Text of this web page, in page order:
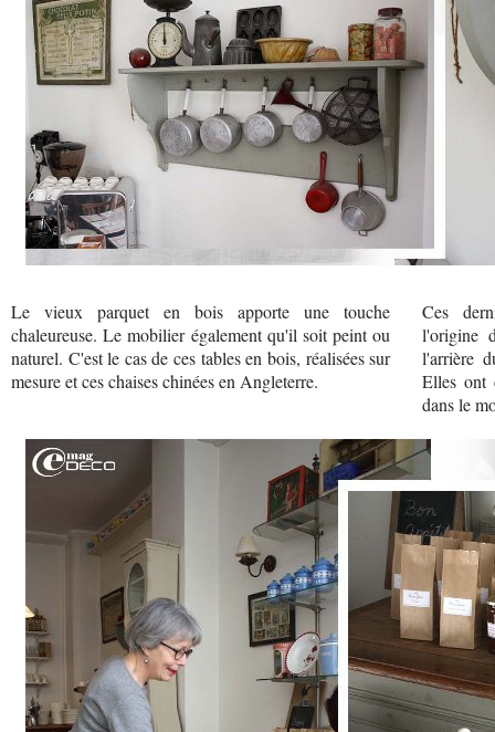
Le vieux parquet en bois apporte une touche
chaleureuse. Le mobilier également qu'il soit peint ou
naturel. C'est le cas de ces tables en bois, réalisées sur
mesure et ces chaises chinées en Angleterre.
Ces
l'origine
l'arrière
Elles ont
dans le